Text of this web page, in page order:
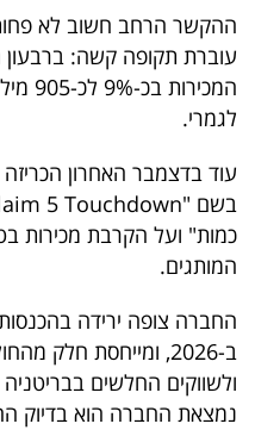
ההקשר הרחב חשוב לא
לגמרי.
עוד בדצמבר האחרון
כמות" ועל הקרבת מכירות
המותגים.
החברה צופה ירידה
ב-2026, ומייחסת חלק
ולשווקים החלשים
נמצאת החברה הוא בדיוק